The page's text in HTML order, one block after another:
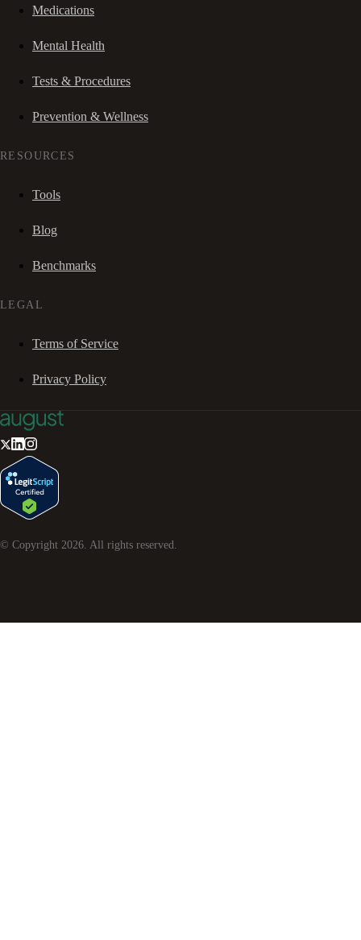
Medications
Mental Health
Tests & Procedures
Prevention & Wellness
RESOURCES
Tools
Blog
Benchmarks
LEGAL
Terms of Service
Privacy Policy
© Copyright 2026 . All rights reserved.